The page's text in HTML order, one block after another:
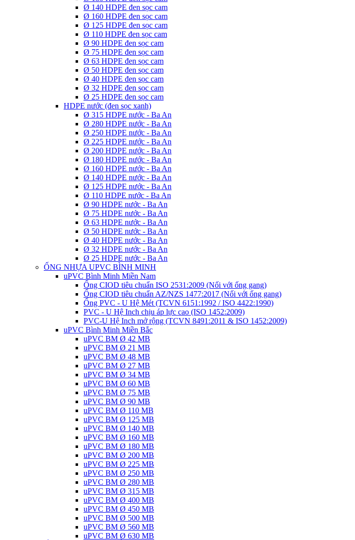
Ø 140 HDPE đen sọc cam
Ø 160 HDPE đen sọc cam
Ø 125 HDPE đen sọc cam
Ø 110 HDPE đen sọc cam
Ø 90 HDPE đen sọc cam
Ø 75 HDPE đen sọc cam
Ø 63 HDPE đen sọc cam
Ø 50 HDPE đen sọc cam
Ø 40 HDPE đen sọc cam
Ø 32 HDPE đen sọc cam
Ø 25 HDPE đen sọc cam
HDPE nước (đen sọc xanh)
Ø 315 HDPE nước - Ba An
Ø 280 HDPE nước - Ba An
Ø 250 HDPE nước - Ba An
Ø 225 HDPE nước - Ba An
Ø 200 HDPE nước - Ba An
Ø 180 HDPE nước - Ba An
Ø 160 HDPE nước - Ba An
Ø 140 HDPE nước - Ba An
Ø 125 HDPE nước - Ba An
Ø 110 HDPE nước - Ba An
Ø 90 HDPE nước - Ba An
Ø 75 HDPE nước - Ba An
Ø 63 HDPE nước - Ba An
Ø 50 HDPE nước - Ba An
Ø 40 HDPE nước - Ba An
Ø 32 HDPE nước - Ba An
Ø 25 HDPE nước - Ba An
ỐNG NHỰA UPVC BÌNH MINH
uPVC Bình Minh Miền Nam
Ống CIOD tiêu chuẩn ISO 2531:2009 (Nối với ống gang)
Ống CIOD tiêu chuẩn AZ/NZS 1477:2017 (Nối với ống gang)
Ống PVC - U Hệ Mét (TCVN 6151:1992 / ISO 4422:1990)
PVC - U Hệ Inch chịu áp lực cao (ISO 1452:2009)
PVC-U Hệ Inch mở rộng (TCVN 8491:2011 & ISO 1452:2009)
uPVC Bình Minh Miền Bắc
uPVC BM Ø 42 MB
uPVC BM Ø 21 MB
uPVC BM Ø 48 MB
uPVC BM Ø 27 MB
uPVC BM Ø 34 MB
uPVC BM Ø 60 MB
uPVC BM Ø 75 MB
uPVC BM Ø 90 MB
uPVC BM Ø 110 MB
uPVC BM Ø 125 MB
uPVC BM Ø 140 MB
uPVC BM Ø 160 MB
uPVC BM Ø 180 MB
uPVC BM Ø 200 MB
uPVC BM Ø 225 MB
uPVC BM Ø 250 MB
uPVC BM Ø 280 MB
uPVC BM Ø 315 MB
uPVC BM Ø 400 MB
uPVC BM Ø 450 MB
uPVC BM Ø 500 MB
uPVC BM Ø 560 MB
uPVC BM Ø 630 MB